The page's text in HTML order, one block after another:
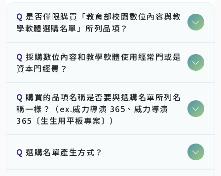
Q 是否僅限購買「教育部校園數位內容與教
學軟體選購名單」所列品項？
Q 採購數位內容和教學軟體使用經常門或是
資本門經費？
Q 購買的品項名稱是否要與選購名單所列名
稱一樣？（ex.威力導演 365、威力導演
365〔生生用平板專案〕）
Q 選購名單產生方式？